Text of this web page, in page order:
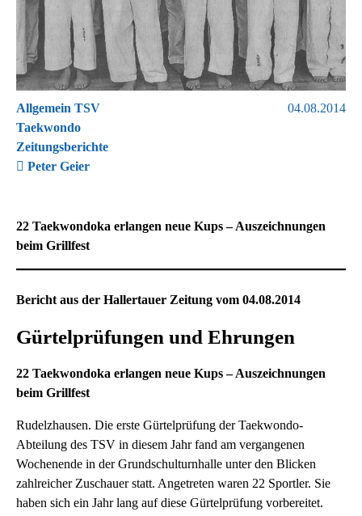
Allgemein TSV
Taekwondo
Zeitungsberichte
Peter Geier
04.08.2014
22 Taekwondoka erlangen neue Kups – Auszeichnungen
beim Grillfest
Bericht aus der Hallertauer Zeitung vom 04.08.2014
Gürtelprüfungen und Ehrungen
22 Taekwondoka erlangen neue Kups – Auszeichnungen
beim Grillfest
Rudelzhausen. Die erste Gürtelprüfung der Taekwondo-
Abteilung des TSV in diesem Jahr fand am vergangenen
Wochenende in der Grundschulturnhalle unter den Blicken
zahlreicher Zuschauer statt. Angetreten waren 22 Sportler. Sie
haben sich ein Jahr lang auf diese Gürtelprüfung vorbereitet.